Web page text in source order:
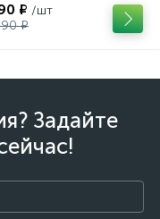
₽ /шт
₽
Задайте